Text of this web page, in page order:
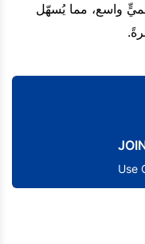
واسع، مما يُسهّل
Use